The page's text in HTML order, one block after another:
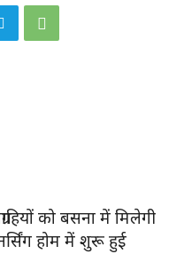
को बसना में मिलेगी
होम में शुरू हुई